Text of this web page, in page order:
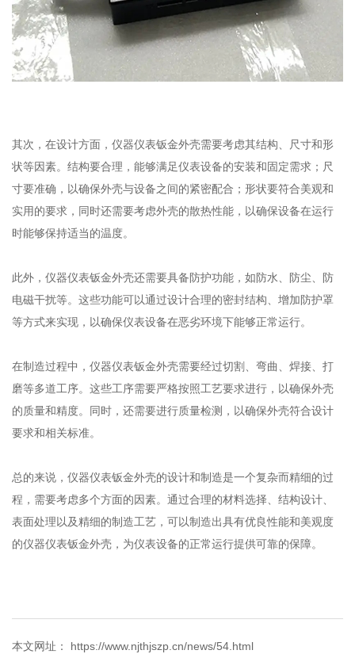
其次，在设计方面，仪器仪表钣金外壳需要考虑其结构、尺寸和形
状等因素。结构要合理，能够满足仪表设备的安装和固定需求；尺
寸要准确，以确保外壳与设备之间的紧密配合；形状要符合美观和
实用的要求，同时还需要考虑外壳的散热性能，以确保设备在运行
时能够保持适当的温度。
此外，仪器仪表钣金外壳还需要具备防护功能，如防水、防尘、防
电磁干扰等。这些功能可以通过设计合理的密封结构、增加防护罩
等方式来实现，以确保仪表设备在恶劣环境下能够正常运行。
在制造过程中，仪器仪表钣金外壳需要经过切割、弯曲、焊接、打
磨等多道工序。这些工序需要严格按照工艺要求进行，以确保外壳
的质量和精度。同时，还需要进行质量检测，以确保外壳符合设计
要求和相关标准。
总的来说，仪器仪表钣金外壳的设计和制造是一个复杂而精细的过
程，需要考虑多个方面的因素。通过合理的材料选择、结构设计、
表面处理以及精细的制造工艺，可以制造出具有优良性能和美观度
的仪器仪表钣金外壳，为仪表设备的正常运行提供可靠的保障。
本文网址： https://www.njthjszp.cn/news/54.html